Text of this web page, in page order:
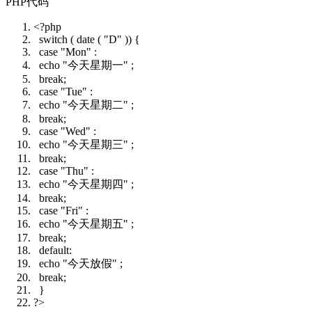
<?php
switch ( date ( "D" )) {
case "Mon" :
echo "今天星期一" ;
break;
case "Tue" :
echo "今天星期二" ;
break;
case "Wed" :
echo "今天星期三" ;
break;
case "Thu" :
echo "今天星期四" ;
break;
case "Fri" :
echo "今天星期五" ;
break;
default:
echo "今天放假" ;
break;
}
?>